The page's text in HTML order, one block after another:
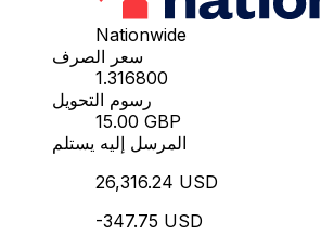
Nationwide
سعر الصرف
1.316800
رسوم التحويل
15.00 GBP
المرسل إليه يستلم
26,316.24 USD
-347.75 USD